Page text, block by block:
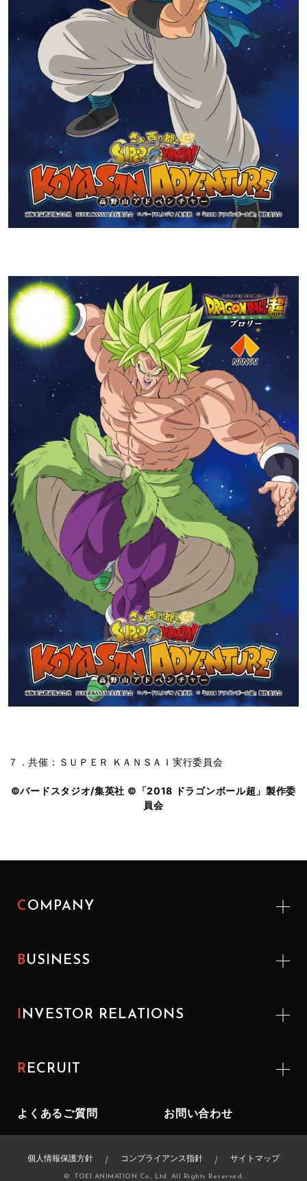
７．共催：ＳＵＰＥＲ ＫＡＮＳＡＩ実行委員会
©バードスタジオ/集英社 ©「2018 ドラゴンボール超」製作委
員会
COMPANY
BUSINESS
INVESTOR RELATIONS
RECRUIT
よくあるご質問 お問い合わせ
個人情報保護方針 コンプライアンス指針 サイトマップ
© TOEI ANIMATION Co., Ltd. All Rights Reserved.